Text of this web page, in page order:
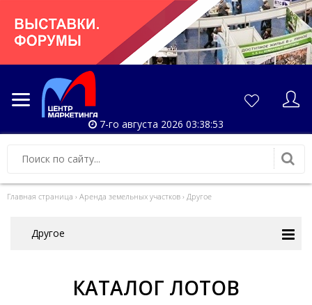
7-го августа 2026 03:38:53
Главная страница › Аренда земельных участков › Другое
Другое
КАТАЛОГ ЛОТОВ